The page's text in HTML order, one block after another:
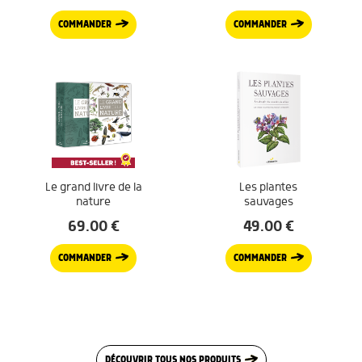
COMMANDER COMMANDER
Le grand livre de la
nature
69.00€
COMMANDER
Les plantes
sauvages
49.00€
COMMANDER